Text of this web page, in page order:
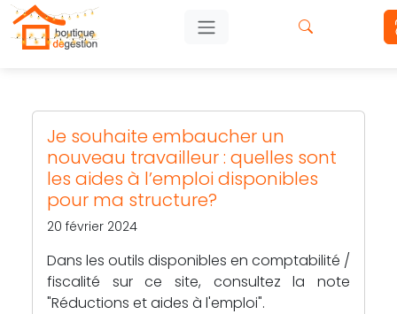
Je souhaite embaucher un
nouveau travailleur : quelles sont
les aides à l’emploi disponibles
pour ma structure?
20 février 2024
Dans les outils disponibles en comptabilité /
fiscalité sur ce site, consultez la note
"Réductions et aides à l'emploi".